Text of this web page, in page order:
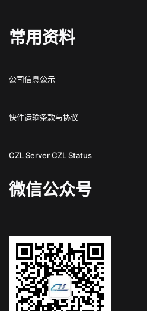
常用资料
公司信息公示
快件运输条款与协议
CZL ServerCZL Status
微信公众号